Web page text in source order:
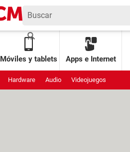
Móviles y tablets Apps e Internet
Hardware Audio Videojuegos